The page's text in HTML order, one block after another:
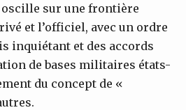
sur une frontière
et l’officiel, avec un ordre
inquiétant et des accords
de bases militaires états-
du concept de «